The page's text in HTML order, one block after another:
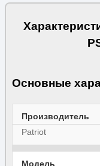
Основные
Производитель
Patriot
Модель